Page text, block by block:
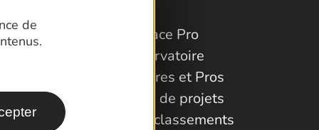
de
Espace Pro
Observatoire
Partenaires et Pros
Porteurs de projets
Labels et classements